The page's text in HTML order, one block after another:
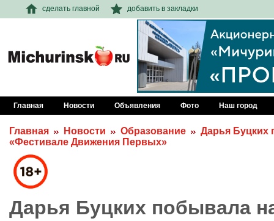
сделать главной добавить в закладки
Главная Новости Объявления Фото Наш город
Главная Новости Образование
Дарья Буцких
«Фестивале Движения Первых»
Дарья Буцких побывала